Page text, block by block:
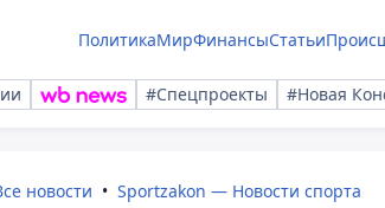
ПолитикаМирФинансыСтатьи
#Спецпроекты #Новая
новости Sportzakon — Новости спорта